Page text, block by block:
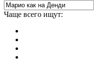
Чаще всего ищут: